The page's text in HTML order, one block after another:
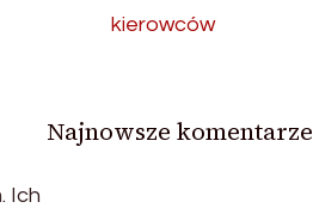
Ich
kierowców
Najnowsze komentarze